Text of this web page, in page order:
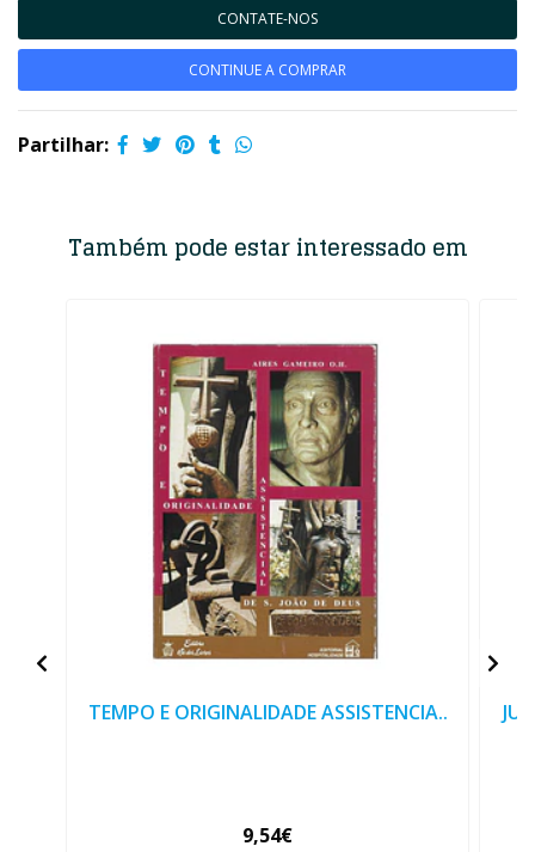
CONTATE-NOS
CONTINUE A COMPRAR
Partilhar:
Também pode estar interessado em
TEMPO E ORIGINALIDADE ASSISTENCIA..
9,54€